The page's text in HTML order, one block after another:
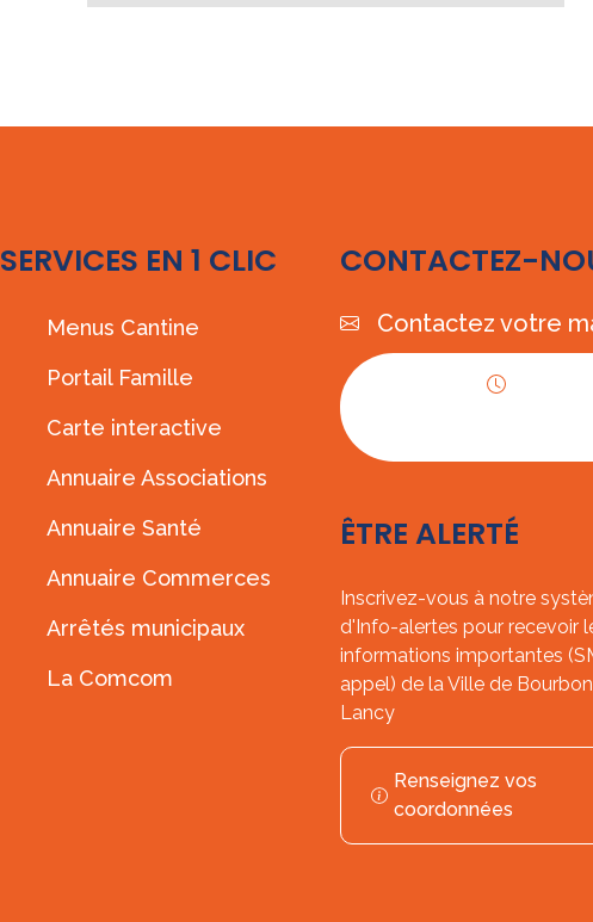
SERVICES EN 1 CLIC
Menus Cantine
Portail Famille
Carte interactive
Annuaire Associations
Annuaire Santé
Annuaire Commerces
Arrêtés municipaux
La Comcom
CONTACTEZ-
Contactez votre
ÊTRE ALERTÉ
Inscrivez-vous à notre
d'Info-alertes pour recevoir
informations importantes
appel) de la Ville de Bourbon
Lancy
Renseignez vos
coordonnées